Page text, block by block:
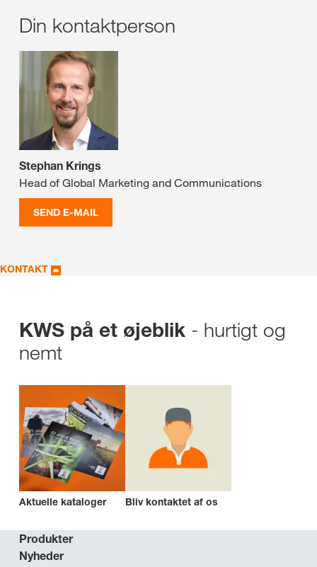
Din kontaktperson
Stephan Krings
Head of Global Marketing and Communications
SEND E-MAIL
KONTAKT
KWS på et øjeblik - hurtigt og
nemt
Aktuelle kataloger Bliv kontaktet af os
Produkter
Nyheder